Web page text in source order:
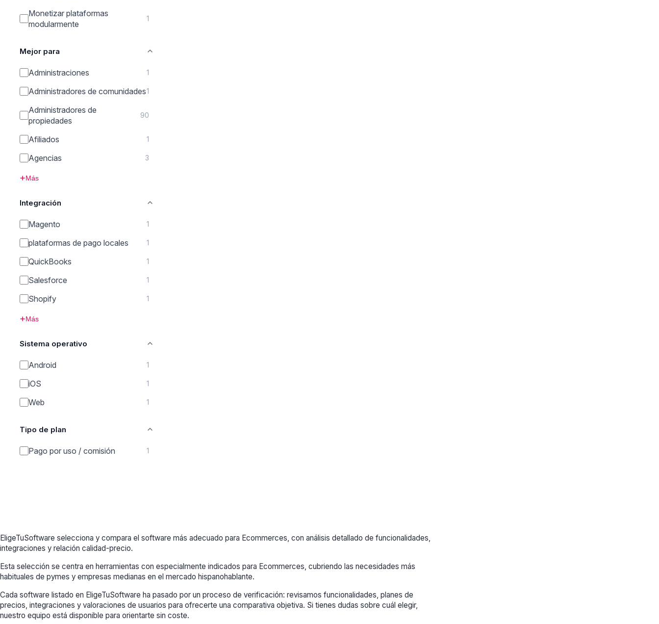
Monetizar plataformas
modularmente
1
Mejor para
Administraciones 1
Administradores de comunidades1
Administradores de
propiedades
90
Afiliados 1
Agencias 3
Más
Integración
Magento 1
plataformas de pago locales 1
QuickBooks 1
Salesforce 1
Shopify 1
Más
Sistema operativo
Android 1
iOS 1
Web 1
Tipo de plan
Pago por uso / comisión 1
EligeTuSoftware selecciona y compara el software más adecuado para Ecommerces, con análisis detallado de funcionalidades,
integraciones y relación calidad-precio.
Esta selección se centra en herramientas con especialmente indicados para Ecommerces, cubriendo las necesidades más
habituales de pymes y empresas medianas en el mercado hispanohablante.
Cada software listado en EligeTuSoftware ha pasado por un proceso de verificación: revisamos funcionalidades, planes de
precios, integraciones y valoraciones de usuarios para ofrecerte una comparativa objetiva. Si tienes dudas sobre cuál elegir,
nuestro equipo está disponible para orientarte sin coste.